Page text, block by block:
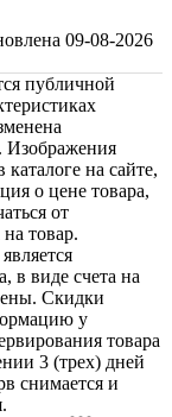
09-08-2026
публичной
Изображения
на сайте,
о цене товара,
от
товар.
в виде счета на
Скидки
у
товара
3 (трех) дней
снимается и